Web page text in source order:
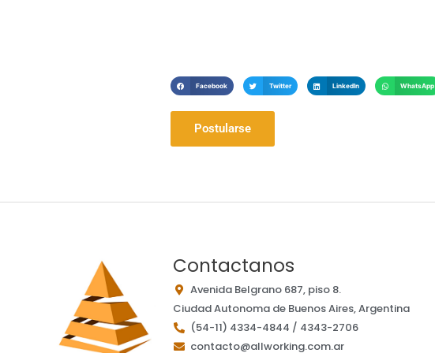
Facebook Twitter LinkedIn WhatsApp
Postularse
Contactanos
Avenida Belgrano 687, piso 8.
Ciudad Autonoma de Buenos Aires, Argentina
(54-11) 4334-4844 / 4343-2706
contacto@allworking.com.ar